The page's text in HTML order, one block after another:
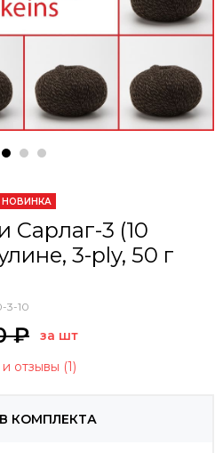
НОВИНКА
Сарлаг-3 (10
3-ply, 50 г
3-10
₽
за шт
отзывы (1)
КОМПЛЕКТА